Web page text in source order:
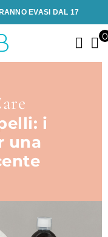
EVASI DAL 17
i
una